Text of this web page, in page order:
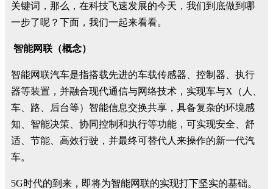
关键词，那么，在科技飞速发展的今天，我们到底做到哪
一步了呢？下面，我们一起来看看。
智能网联（概念）
智能网联汽车是指搭载先进的车载传感器、控制器、执行
器等装置，并融合现代通信与网络技术，实现车与X（人、
车、路、后台等）智能信息交换共享，具备复杂的环境感
知、智能决策、协同控制和执行等功能，可实现安全、舒
适、节能、高效行驶，并最终可替代人来操作的新一代汽
车。
5G时代的到来，即将为智能网联的实现打下坚实的基础。